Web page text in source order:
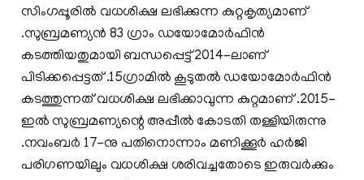
സിംഗപ്പൂരില്‍ വധശിക്ഷ ലഭിക്കുന്ന കുറ്റകൃത്യമാണ്
.സുബ്രമണ്യന്‍ 83 ഗ്രാം ഡയോമോര്‍ഫിന്‍
കടത്തിയതുമായി ബന്ധപ്പെട്ട് 2014-ലാണ്
പിടിക്കപ്പെട്ടത് .15ഗ്രാമില്‍ കൂടുതല്‍ ഡയോമോര്‍ഫിന്‍
കടത്തുന്നത് വധശിക്ഷ ലഭിക്കാവുന്ന കുറ്റമാണ് .2015-
ഇല്‍ സുബ്രമണ്യന്റെ അപ്പീല്‍ കോടതി തള്ളിയിരുന്നു
.നവംബര്‍ 17-നു പതിനൊന്നാം മണിക്കൂര്‍ ഹര്‍ജി
പരിഗണയിലും വധശിക്ഷ ശരിവച്ചതോടെ ഇരുവര്‍ക്കും